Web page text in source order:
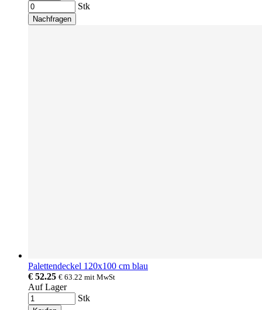
Stk
Nachfragen
Palettendeckel 120x100 cm blau
€ 52.25 € 63.22 mit MwSt
Auf Lager
Stk